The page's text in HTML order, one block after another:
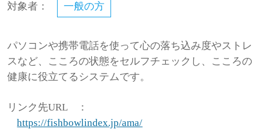
対象者： 一般の方
パソコンや携帯電話を使って心の落ち込み度やストレ
スなど、こころの状態をセルフチェックし、こころの
健康に役立てるシステムです。
リンク先URL
：
https://fishbowlindex.jp/ama/